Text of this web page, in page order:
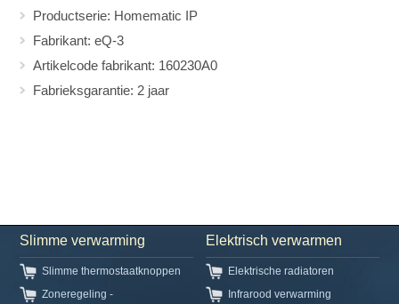
Productserie: Homematic IP
Fabrikant: eQ-3
Artikelcode fabrikant: 160230A0
Fabrieksgarantie: 2 jaar
Slimme verwarming
Slimme thermostaatknoppen
Zoneregeling -
Elektrisch verwarmen
Elektrische radiatoren
Infrarood verwarming